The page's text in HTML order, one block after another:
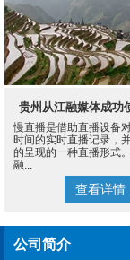
贵州从江融媒体成功
直播设备案
慢直播是借助直播设备
时间的实时直播记录，
的呈现的一种直播形式
融...
查看详情
公司简介